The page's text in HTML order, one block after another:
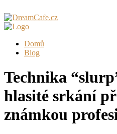
Domů
Blog
Technika
hlasité srkání
známkou